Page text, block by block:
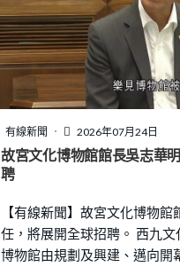
有線新聞 2026年07月24日
故宮文化博物館館長吳志華
聘
【有線新聞】故宮文化博物
任，將展開全球招聘。 西九
博物館由規劃及興建、邁向開